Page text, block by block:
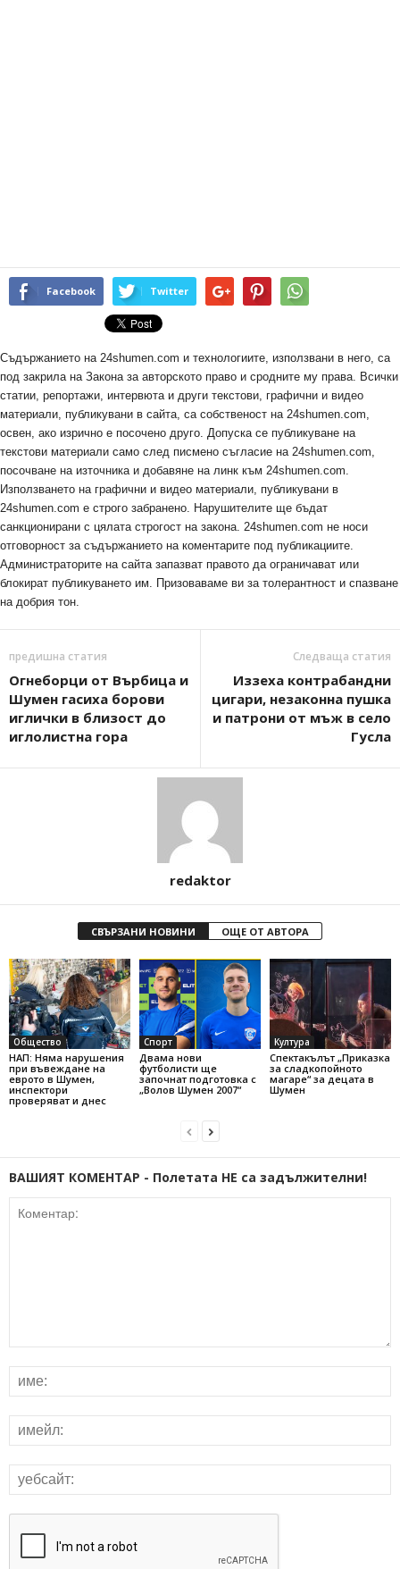
Facebook Twitter
Съдържанието на 24shumen.com и технологиите, използвани в него, са
под закрила на Закона за авторското право и сродните му права. Всички
статии, репортажи, интервюта и други текстови, графични и видео
материали, публикувани в сайта, са собственост на 24shumen.com,
освен, ако изрично е посочено друго. Допуска се публикуване на
текстови материали само след писмено съгласие на 24shumen.com,
посочване на източника и добавяне на линк към 24shumen.com.
Използването на графични и видео материали, публикувани в
24shumen.com е строго забранено. Нарушителите ще бъдат
санкционирани с цялата строгост на закона. 24shumen.com не носи
отговорност за съдържанието на коментарите под публикациите.
Администраторите на сайта запазват правото да ограничават или
блокират публикуването им. Призоваваме ви за толерантност и спазване
на добрия тон.
предишна статия
Огнеборци от Върбица и
Шумен гасиха борови
иглички в близост до
иглолистна гора
Следваща статия
Иззеха контрабандни
цигари, незаконна пушка
и патрони от мъж в село
Гусла
redaktor
СВЪРЗАНИ НОВИНИ ОЩЕ ОТ АВТОРА
Общество
НАП: Няма нарушения
при въвеждане на
еврото в Шумен,
инспектори
проверяват и днес
Спорт
Двама нови
футболисти ще
започнат подготовка с
„Волов Шумен 2007“
Култура
Спектакълът „Приказка
за сладкопойното
магаре“ за децата в
Шумен
ВАШИЯТ КОМЕНТАР - Полетата НЕ са задължителни!